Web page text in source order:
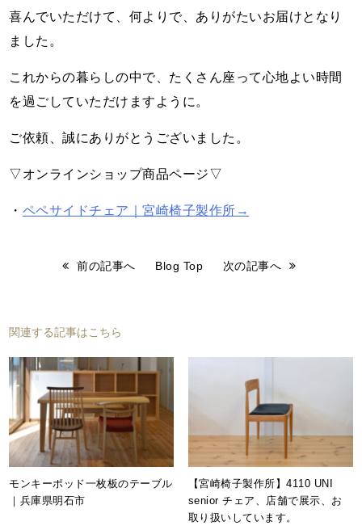
喜んでいただけて、何よりで、ありがたいお届けとなり
ました。
これからの暮らしの中で、たくさん座って心地よい時間
を過ごしていただけますように。
ご依頼、誠にありがとうございました。
▽オンラインショップ商品ページ▽
・ ペペサイドチェア｜宮崎椅子製作所→
前の記事へ Blog Top 次の記事へ
関連する記事はこちら
モンキーポッド一枚板のテーブル
｜兵庫県明石市
【宮崎椅子製作所】4110 UNI
senior チェア、店舗で展示、お
取り扱いしています。